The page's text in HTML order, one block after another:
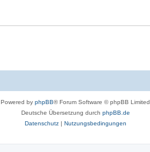
Powered by phpBB® Forum Software © phpBB Limited
Deutsche Übersetzung durch phpBB.de
Datenschutz| Nutzungsbedingungen